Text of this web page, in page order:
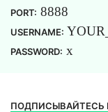
PORT: 8888
USERNAME:
PASSWORD: x
ПОДПИСЫВАЙТЕСЬ